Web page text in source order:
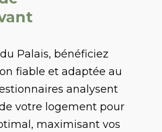
Palais, bénéficiez
fiable et adaptée au
analysent
votre logement pour
maximisant vos